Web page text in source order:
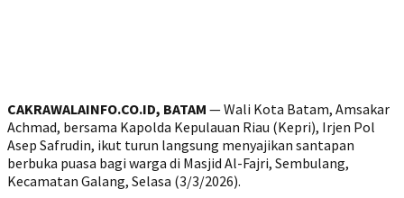
CAKRAWALAINFO.CO.ID, BATAM — Wali Kota Batam, Amsakar
Achmad, bersama Kapolda Kepulauan Riau (Kepri), Irjen Pol
Asep Safrudin, ikut turun langsung menyajikan santapan
berbuka puasa bagi warga di Masjid Al-Fajri, Sembulang,
Kecamatan Galang, Selasa (3/3/2026).